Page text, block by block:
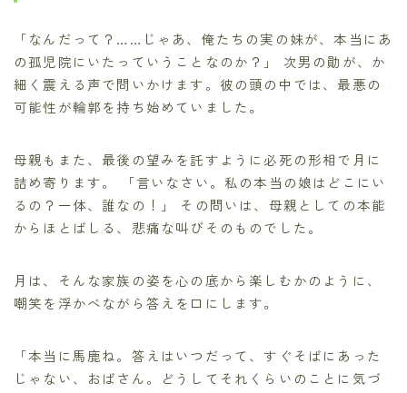
「なんだって？……じゃあ、俺たちの実の妹が、本当にあ
の孤児院にいたっていうことなのか？」 次男の勛が、か
細く震える声で問いかけます。彼の頭の中では、最悪の
可能性が輪郭を持ち始めていました。
母親もまた、最後の望みを託すように必死の形相で月に
詰め寄ります。 「言いなさい。私の本当の娘はどこにい
るの？一体、誰なの！」 その問いは、母親としての本能
からほとばしる、悲痛な叫びそのものでした。
月は、そんな家族の姿を心の底から楽しむかのように、
嘲笑を浮かべながら答えを口にします。
「本当に馬鹿ね。答えはいつだって、すぐそばにあった
じゃない、おばさん。どうしてそれくらいのことに気づ